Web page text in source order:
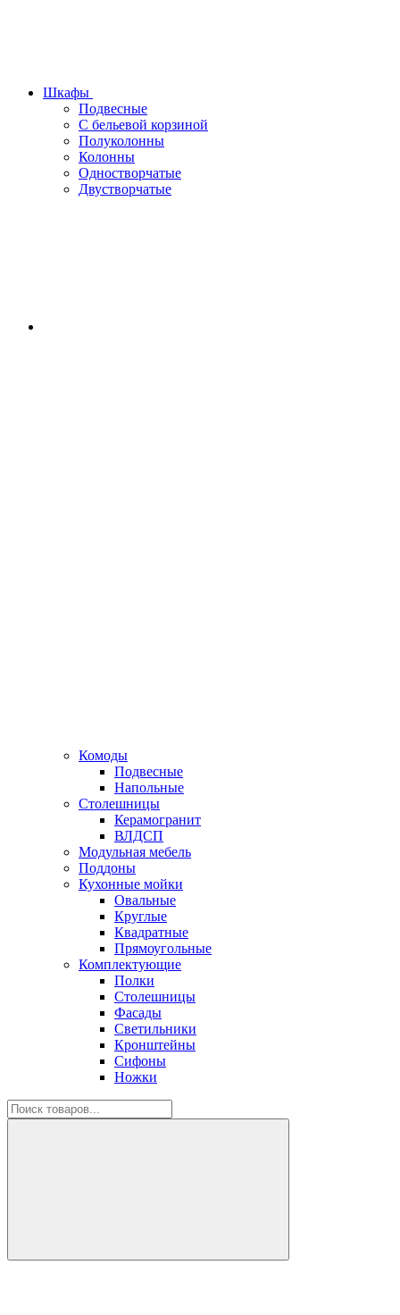
Шкафы
Подвесные
С бельевой корзиной
Полуколонны
Колонны
Одностворчатые
Двустворчатые
Комоды
Подвесные
Напольные
Столешницы
Керамогранит
ВЛДСП
Модульная мебель
Поддоны
Кухонные мойки
Овальные
Круглые
Квадратные
Прямоугольные
Комплектующие
Полки
Столешницы
Фасады
Светильники
Кронштейны
Сифоны
Ножки